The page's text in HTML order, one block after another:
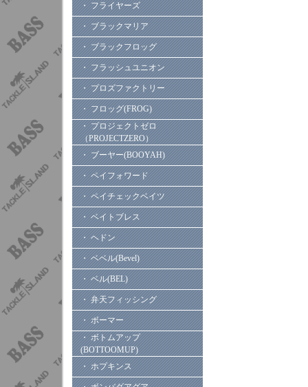
・ フライヤーズ
・ ブラックマリア
・ ブラックフロッグ
・ フラッシュユニオン
・ プロズファクトリー
・ フロッグ(FROG)
・ プロジェクトゼロ
（PROJECTZERO）
・ ブーヤー(BOOYAH)
・ ペイフォワード
・ ペイチェックベイツ
・ ベイトブレス
・ ヘドン
・ ベベル(Bevel)
・ ベル(BEL)
・ 弁天フィッシング
・ ボーマー
・ ボトムアップ
(BOTTOOMUP)
・ ホプキンス